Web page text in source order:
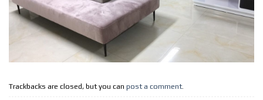
Trackbacks are closed, but you can post a comment.